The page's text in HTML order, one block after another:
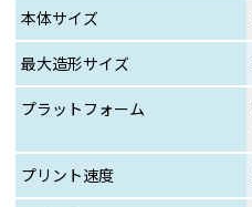
本体サイズ
最大造形サイズ
プラットフォーム
プリント速度